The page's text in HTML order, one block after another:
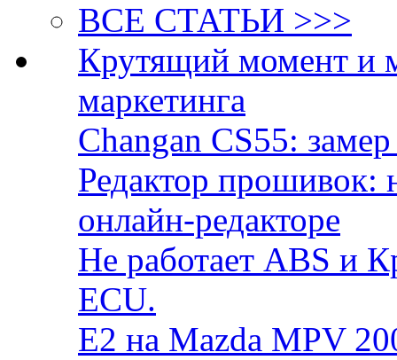
ВСЕ СТАТЬИ >>>
Крутящий момент и
маркетинга
Changan CS55:
Редактор прошивок:
онлайн-редакторе
Не работает ABS и
ECU.
E2 на Mazda MPV